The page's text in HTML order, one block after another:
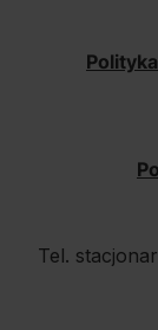
Tel.